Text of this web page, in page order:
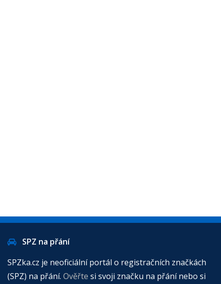
SPZ na přání
SPZka.cz je neoficiální portál o registračních značkách
(SPZ) na přání. Ověřte si svoji značku na přání nebo si